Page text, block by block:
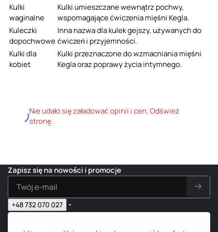
Kulki
waginalne
Kulki umieszczane wewnątrz pochwy,
wspomagające ćwiczenia mięśni Kegla.
Kuleczki
dopochwowe
Inna nazwa dla kulek gejszy, używanych do
ćwiczeń i przyjemności.
Kulki dla
kobiet
Kulki przeznaczone do wzmacniania mięśni
Kegla oraz poprawy życia intymnego.
Nie udało się załadować opinii i cen. Odśwież
stronę.
Zapisz się na nowości i promocje
+48 732 070 027
sklep@s69.pl